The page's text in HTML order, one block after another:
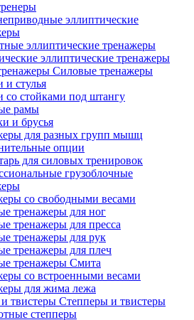
эллиптические
эллиптические тренажеры
эллиптические тренажеры
Силовые тренажеры
и стулья
со стойками под штангу
рамы
и брусья
для разных групп мышц
опции
для силовых тренировок
грузоблочные
со свободными весами
тренажеры для ног
тренажеры для пресса
тренажеры для рук
тренажеры для плеч
тренажеры Смита
со встроенными весами
для жима лежа
Степперы и твистеры
степперы